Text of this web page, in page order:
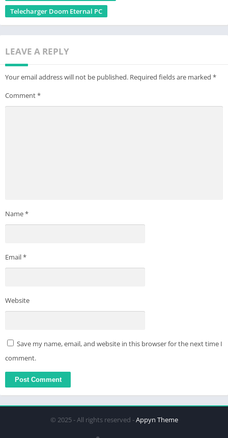
Telecharger Doom Eternal PC
LEAVE A REPLY
Your email address will not be published. Required fields are marked *
Comment*
Name*
Email*
Website
Save my name, email, and website in this browser for the next time I
comment.
© 2025 - All rights reserved -Appyn Theme